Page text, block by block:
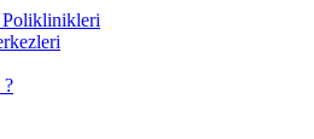
Poliklinikleri
?